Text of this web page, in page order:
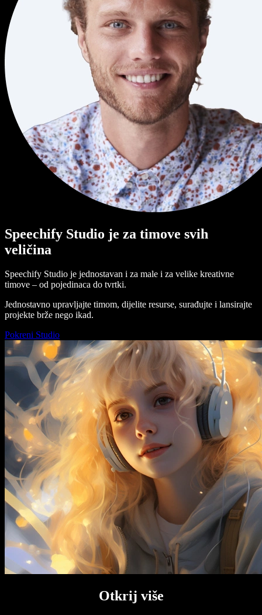
Speechify Studio je za timove svih
veličina
Speechify Studio je jednostavan i za male i za velike kreativne
timove – od pojedinaca do tvrtki.
Jednostavno upravljajte timom, dijelite resurse, surađujte i lansirajte
projekte brže nego ikad.
Pokreni Studio
Otkrij više